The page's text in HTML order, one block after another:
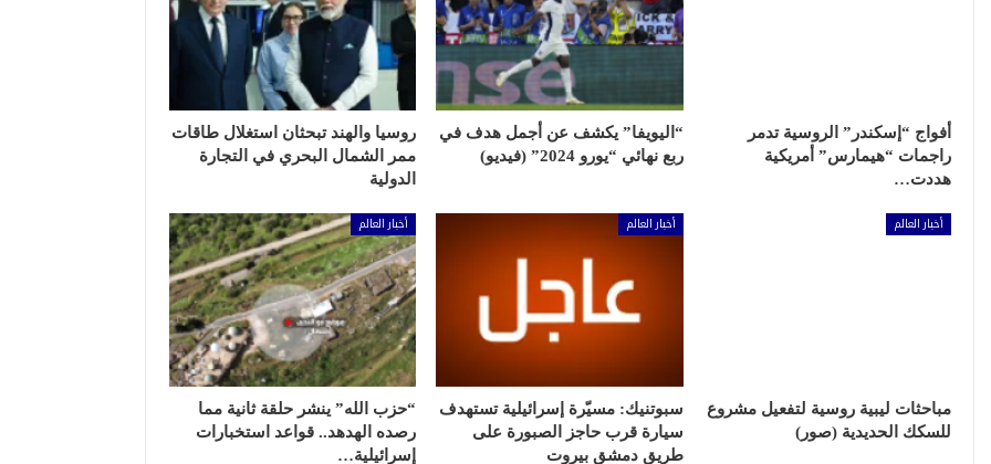
أفواج “إسكندر” الروسية تدمر
راجمات “هيمارس” أمريكية
هددت…
“اليويفا” يكشف عن أجمل هدف في
ربع نهائي “يورو 2024” (فيديو)
روسيا والهند تبحثان استغلال طاقات
ممر الشمال البحري في التجارة
الدولية
أخبار العالم
مباحثات ليبية روسية لتفعيل مشروع
للسكك الحديدية (صور)
أخبار العالم
سبوتنيك: مسيّرة إسرائيلية تستهدف
سيارة قرب حاجز الصبورة على
طريق دمشق بيروت
أخبار العالم
“حزب الله” ينشر حلقة ثانية مما
رصده الهدهد.. قواعد استخبارات
إسرائيلية…